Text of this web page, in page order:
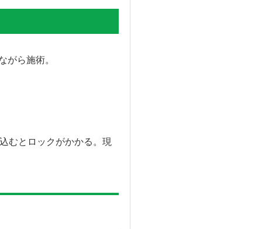
がら施術。
むとロックがかかる。現